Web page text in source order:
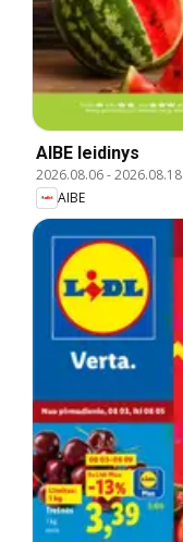
AIBE leidinys
2026.08.06-2026.08.18
AIBE